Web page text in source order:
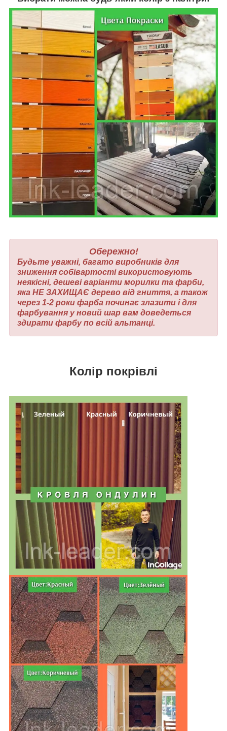
Обережно!
Будьте уважні, багато виробників для
зниження собівартості використовують
неякісні, дешеві варіанти морилки та фарби,
яка НЕ ЗАХИЩАЄ дерево від гниття, а також
через 1-2 роки фарба починає злазити і для
фарбування у новий шар вам доведеться
здирати фарбу по всій альтанці.
Колір покрівлі